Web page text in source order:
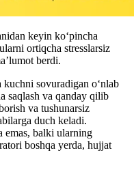
keyin ko‘pincha
ortiqcha stresslarsiz
berdi.
sovuradigan o‘nlab
saqlash va qanday qilib
va tushunarsiz
duch keladi.
emas, balki ularning
boshqa yerda, hujjat